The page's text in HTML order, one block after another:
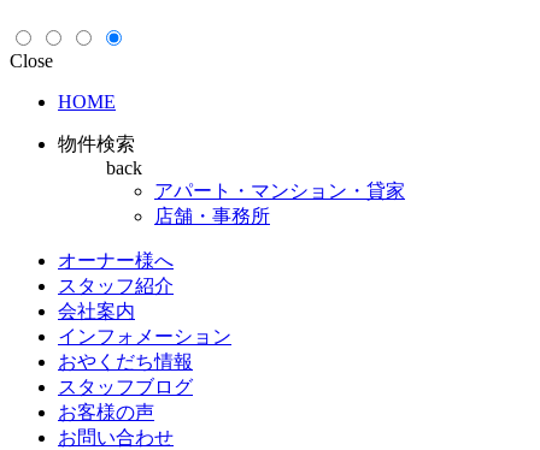
Close
HOME
物件検索
back
アパート・マンション・貸家
店舗・事務所
オーナー様へ
スタッフ紹介
会社案内
インフォメーション
おやくだち情報
スタッフブログ
お客様の声
お問い合わせ